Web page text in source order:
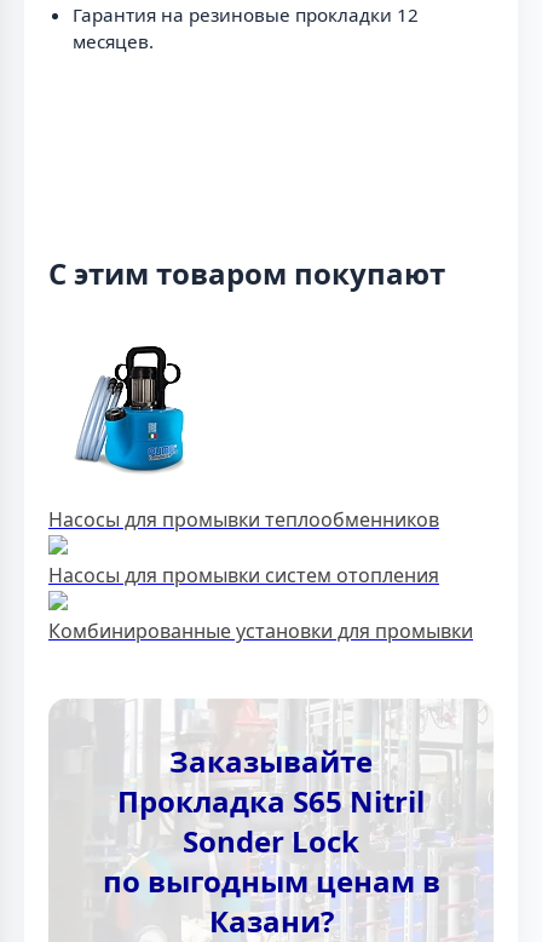
Гарантия на резиновые прокладки 12
месяцев.
С этим товаром покупают
Насосы для промывки теплообменников
Насосы для промывки систем отопления
Комбинированные установки для промывки
Заказывайте
Прокладка S65 Nitril
Sonder Lock
по выгодным ценам в
Казани?